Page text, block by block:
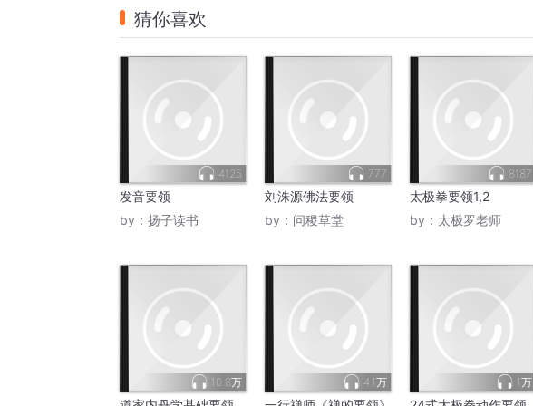
猜你喜欢
4125
发音要领
by： 扬子读书
777
刘洙源佛法要领
by： 问稷草堂
8187
太极拳要领1,2
by： 太极罗老师
10.8万 4.1万 1万